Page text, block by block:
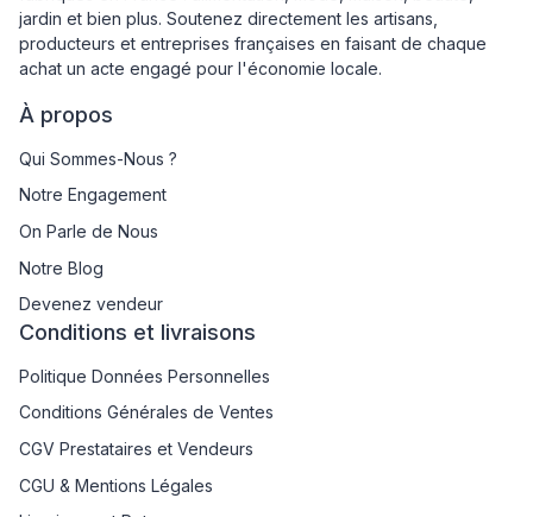
jardin et bien plus. Soutenez directement les artisans,
producteurs et entreprises françaises en faisant de chaque
achat un acte engagé pour l'économie locale.
À propos
Qui Sommes-Nous ?
Notre Engagement
On Parle de Nous
Notre Blog
Devenez vendeur
Conditions et livraisons
Politique Données Personnelles
Conditions Générales de Ventes
CGV Prestataires et Vendeurs
CGU & Mentions Légales